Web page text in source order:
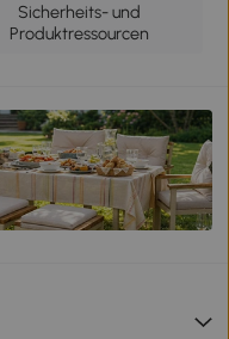
Sicherheits- und
Produktressourcen